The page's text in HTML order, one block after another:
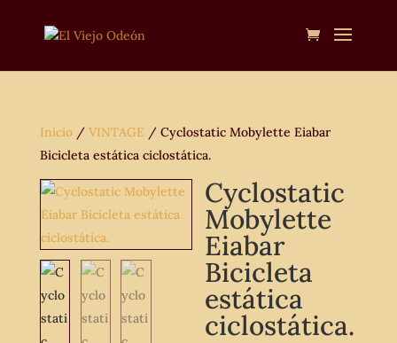
Inicio/ VINTAGE / Cyclostatic Mobylette Eiabar
Bicicleta estática ciclostática.
Cyclostatic
Mobylette
Eiabar
Bicicleta
estática
ciclostática.